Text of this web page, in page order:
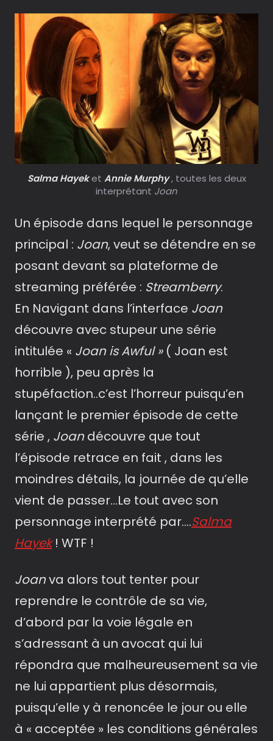
Salma Hayek et Annie Murphy, toutes les deux
interprétant Joan
Un épisode dans lequel le personnage
principal : Joan, veut se détendre en se
posant devant sa plateforme de
streaming préférée : Streamberry.
En Navigant dans l’interface Joan
découvre avec stupeur une série
intitulée « Joan is Awful »( Joan est
horrible ), peu après la
stupéfaction..c’est l’horreur puisqu’en
lançant le premier épisode de cette
série , Joandécouvre que tout
l’épisode retrace en fait , dans les
moindres détails, la journée de qu’elle
vient de passer…Le tout avec son
personnage interprété par….Salma
Hayek! WTF !
Joanva alors tout tenter pour
reprendre le contrôle de sa vie,
d’abord par la voie légale en
s’adressant à un avocat qui lui
répondra que malheureusement sa vie
ne lui appartient plus désormais,
puisqu’elle y à renoncée le jour ou elle
à « acceptée » les conditions générales